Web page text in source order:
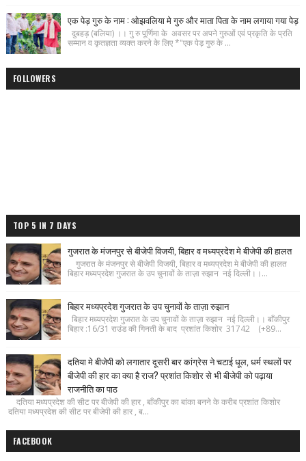
एक पेड़ गुरु के नाम : ओझवलिया मे गुरु और माता पिता के नाम लगाया गया पेड़
दुबहड़ (बलिया) ।। गु रु पूर्णिमा के अवसर पर अपने गुरुओं एवं प्रकृति के प्रति
सम्मान व कृतज्ञता व्यक्त करने के लिए *"एक पेड़ गुरु के ...
FOLLOWERS
TOP 5 IN 7 DAYS
गुजरात के मंजनपुर से बीजेपी विजयी, बिहार व मध्यप्रदेश मे बीजेपी की हालत
गुजरात के मंजनपुर से बीजेपी विजयी, बिहार व मध्यप्रदेश मे बीजेपी की हालत
बिहार मध्यप्रदेश गुजरात के उप चुनावों के ताज़ा रुझान नई दिल्ली।।...
बिहार मध्यप्रदेश गुजरात के उप चुनावों के ताज़ा रुझान
बिहार मध्यप्रदेश गुजरात के उप चुनावों के ताज़ा रुझान नई दिल्ली।। बाँकीपुर
बिहार :16/31 राउंड की गिनती के बाद प्रशांत किशोर 31742 (+89...
दतिया मे बीजेपी को लगातार दूसरी बार कांग्रेस ने चटाई धूल, धर्म स्थलों पर
बीजेपी की हार का क्या है राज? प्रशांत किशोर से भी बीजेपी को पढ़ाया
राजनीति का पाठ
दतिया मध्यप्रदेश की सीट पर बीजेपी की हार , बाँकीपुर का बांका बनने के करीब प्रशांत किशोर
दतिया मध्यप्रदेश की सीट पर बीजेपी की हार , ब...
FACEBOOK